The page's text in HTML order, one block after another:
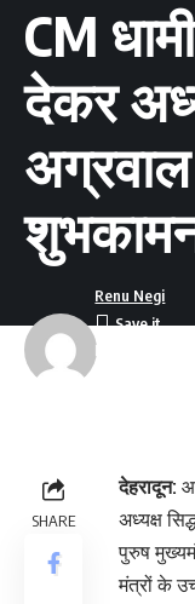
CM
देकर
Last updated:
Renu Negi
SHARE
देहरादून:
अध्यक्ष
पुरुष
मंत्रों के